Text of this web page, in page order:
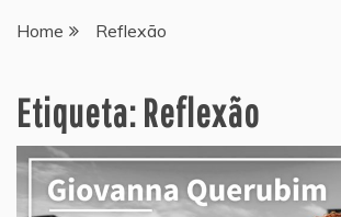
Home Reflexão
Etiqueta:Reflexão